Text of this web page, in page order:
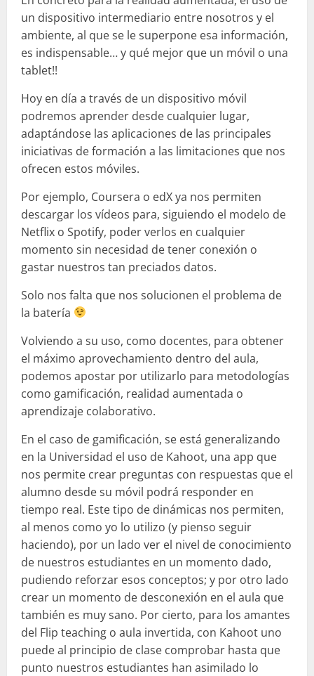
un dispositivo intermediario entre nosotros y el
ambiente, al que se le superpone esa información,
es indispensable… y qué mejor que un móvil o una
tablet!!
Hoy en día a través de un dispositivo móvil
podremos aprender desde cualquier lugar,
adaptándose las aplicaciones de las principales
iniciativas de formación a las limitaciones que nos
ofrecen estos móviles.
Por ejemplo, Coursera o edX ya nos permiten
descargar los vídeos para, siguiendo el modelo de
Netflix o Spotify, poder verlos en cualquier
momento sin necesidad de tener conexión o
gastar nuestros tan preciados datos.
Solo nos falta que nos solucionen el problema de
la batería
Volviendo a su uso, como docentes, para obtener
el máximo aprovechamiento dentro del aula,
podemos apostar por utilizarlo para metodologías
como gamificación, realidad aumentada o
aprendizaje colaborativo.
En el caso de gamificación, se está generalizando
en la Universidad el uso de Kahoot, una app que
nos permite crear preguntas con respuestas que el
alumno desde su móvil podrá responder en
tiempo real. Este tipo de dinámicas nos permiten,
al menos como yo lo utilizo (y pienso seguir
haciendo), por un lado ver el nivel de conocimiento
de nuestros estudiantes en un momento dado,
pudiendo reforzar esos conceptos; y por otro lado
crear un momento de desconexión en el aula que
también es muy sano. Por cierto, para los amantes
del Flip teaching o aula invertida, con Kahoot uno
puede al principio de clase comprobar hasta que
punto nuestros estudiantes han asimilado lo